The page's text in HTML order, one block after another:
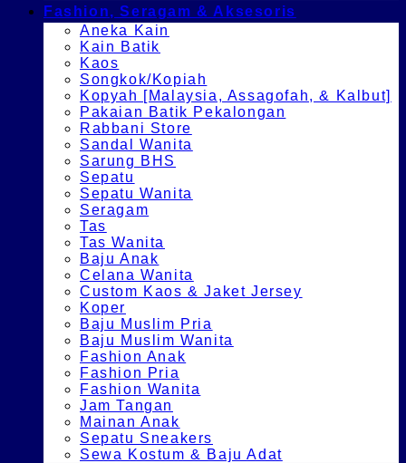
Fashion, Seragam & Aksesoris
Aneka Kain
Kain Batik
Kaos
Songkok/Kopiah
Kopyah [Malaysia, Assagofah, & Kalbut]
Pakaian Batik Pekalongan
Rabbani Store
Sandal Wanita
Sarung BHS
Sepatu
Sepatu Wanita
Seragam
Tas
Tas Wanita
Baju Anak
Celana Wanita
Custom Kaos & Jaket Jersey
Koper
Baju Muslim Pria
Baju Muslim Wanita
Fashion Anak
Fashion Pria
Fashion Wanita
Jam Tangan
Mainan Anak
Sepatu Sneakers
Sewa Kostum & Baju Adat